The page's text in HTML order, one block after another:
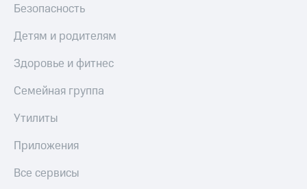
Безопасность
Детям и родителям
Здоровье и фитнес
Семейная группа
Утилиты
Приложения
Все сервисы